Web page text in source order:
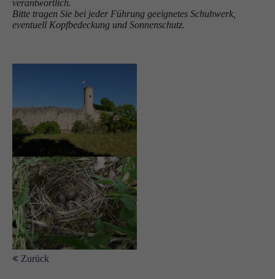
verantwortlich.
Bitte tragen Sie bei jeder Führung geeignetes Schuhwerk,
eventuell Kopfbedeckung und Sonnenschutz.
Zurück